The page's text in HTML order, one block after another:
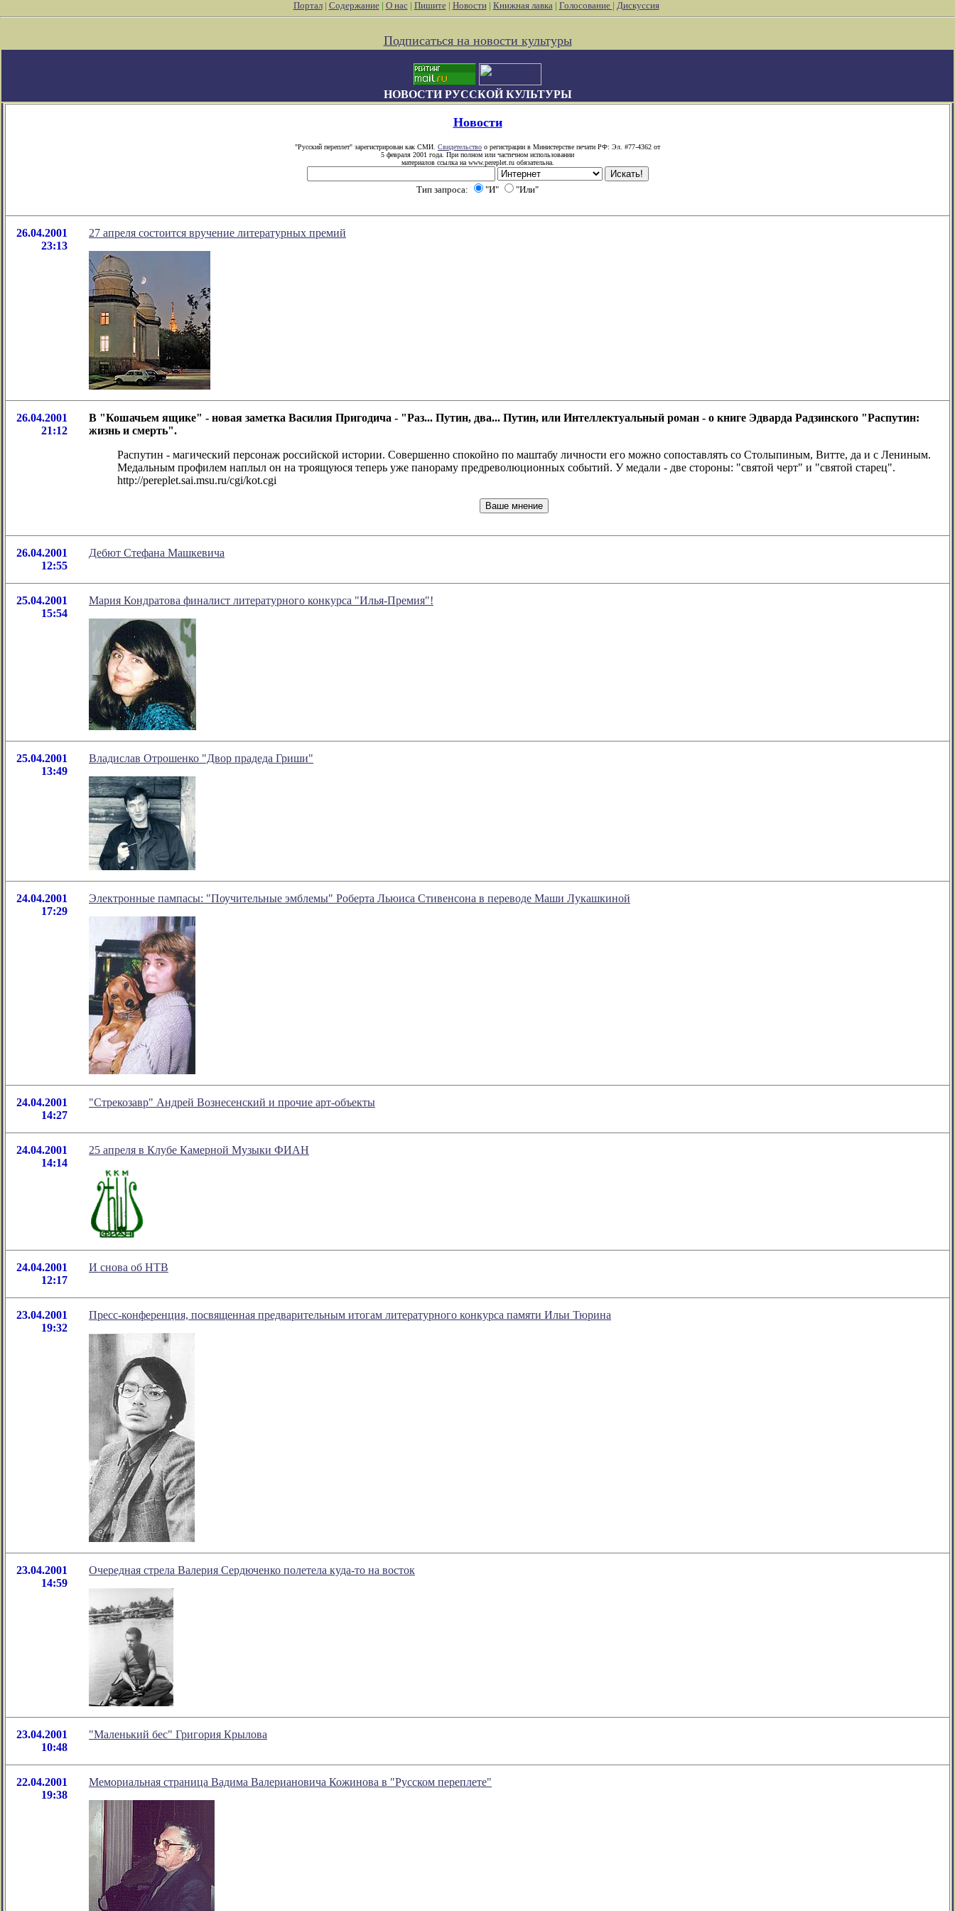
Портал| Содержание| О нас| Пишите| Новости| Книжная лавка| Голосование | Дискуссия
Подписаться на новости культуры
НОВОСТИ РУССКОЙ КУЛЬТУРЫ
Новости
"Русский переплет" зарегистрирован как СМИ. Свидетельство о регистрации в Министерстве печати РФ: Эл. #77-4362 от
5 февраля 2001 года. При полном или частичном использовании
материалов ссылка на www.pereplet.ru обязательна.
Тип запроса: "И" "Или"
26.04.2001
23:13
27 апреля состоится вручение литературных премий
26.04.2001
21:12
В "Кошачьем ящике" - новая заметка Василия Пригодича - "Раз... Путин, два... Путин, или Интеллектуальный роман - о книге Эдварда Радзинского "Распутин:
жизнь и смерть".
Распутин - магический персонаж российской истории. Совершенно спокойно по маштабу личности его можно сопоставлять со Столыпиным, Витте, да и с Лениным.
Медальным профилем наплыл он на троящуюся теперь уже панораму предреволюционных событий. У медали - две стороны: "святой черт" и "святой старец".
http://pereplet.sai.msu.ru/cgi/kot.cgi
26.04.2001
12:55
Дебют Стефана Машкевича
25.04.2001
15:54
Мария Кондратова финалист литературного конкурса "Илья-Премия"!
25.04.2001
13:49
Владислав Отрошенко "Двор прадеда Гриши"
24.04.2001
17:29
Электронные пампасы: "Поучительные эмблемы" Роберта Льюиса Стивенсона в переводе Маши Лукашкиной
24.04.2001
14:27
"Стрекозавр" Андрей Вознесенский и прочие арт-объекты
24.04.2001
14:14
25 апреля в Клубе Камерной Музыки ФИАН
24.04.2001
12:17
И снова об НТВ
23.04.2001
19:32
Пресс-конференция, посвященная предварительным итогам литературного конкурса памяти Ильи Тюрина
23.04.2001
14:59
Очередная стрела Валерия Сердюченко полетела куда-то на восток
23.04.2001
10:48
"Маленький бес" Григория Крылова
22.04.2001
19:38
Мемориальная страница Вадима Валериановича Кожинова в "Русском переплете"